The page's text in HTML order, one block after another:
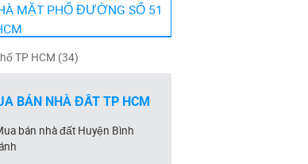
MẶT PHỐ ĐƯỜNG SỐ 51
TP HCM (34)
BÁN NHÀ ĐẤT TP HCM
bán nhà đất Huyện Bình